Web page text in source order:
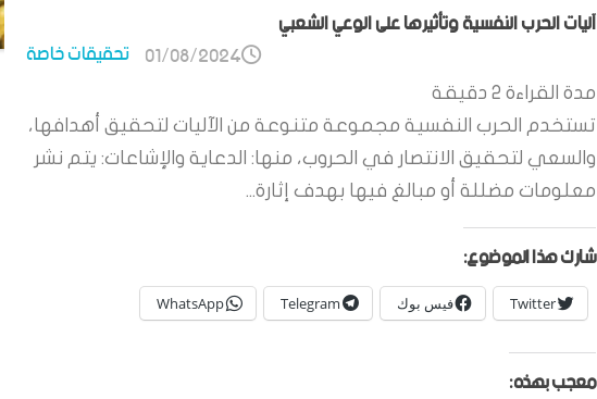
آليات الحرب النفسية وتأثيرها على الوعي الشعبي
تحقيقات خاصة 01/08/2024
مدة القراءة 2 دقيقة
تستخدم الحرب النفسية مجموعة متنوعة من الآليات لتحقيق أهدافها،
والسعي لتحقيق الانتصار في الحروب، منها: الدعاية والإشاعات: يتم نشر
معلومات مضللة أو مبالغ فيها بهدف إثارة...
شارك هذا الموضوع:
Twitter فيس بوك Telegram
WhatsApp
معجب بهذه: